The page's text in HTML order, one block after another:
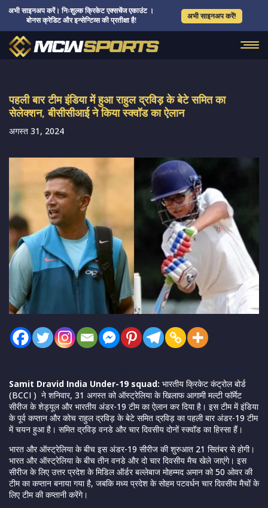
अभी साइनअप करें। निःशुल्क क्रिकेट एक्सचेंज एकाउंट ।
बोनस क्रेडिट और इन्सेन्टिव्स की प्रतीक्षा है!
अभी साइनअप करें!
पहली बार टीम इंडिया में हुआ राहुल द्रविड़ के बेटे समित का
सेलेक्शन, बीसीसीआई ने किया स्क्वॉड का ऐलान
अगस्त 31, 2024
Samit Dravid India Under-19 squad: भारतीय क्रिकेट कंट्रोल बोर्ड
(BCCI ) ने शनिवार, 31 अगस्त को ऑस्ट्रेलिया के खिलाफ आगामी मल्टी फॉर्मेट
सीरीज के शेड्यूल और भारतीय अंडर-19 टीम का ऐलान कर दिया है। इस टीम में इंडिया
के पूर्व कप्तान और कोच राहुल द्रविड़ के बेटे समित द्रविड़ का पहली बार अंडर-19 टीम
में चयन हुआ है। समित द्रविड़ वनडे और चार दिवसीय दोनों स्क्वॉड का हिस्सा हैं।
भारत और ऑस्ट्रेलिया के बीच इस अंडर-19 सीरीज की शुरुआत 21 सितंबर से होगी।
भारत और ऑस्ट्रेलिया के बीच तीन वनडे और दो चार दिवसीय मैच खेले जाएंगे। इस
सीरीज के लिए उत्तर प्रदेश के मिडिल ऑर्डर बल्लेबाज मोहम्मद अमान को 50 ओवर की
टीम का कप्तान बनाया गया है, जबकि मध्य प्रदेश के सोहम पटवर्धन चार दिवसीय मैचों के
लिए टीम की कप्तानी करेंगे।